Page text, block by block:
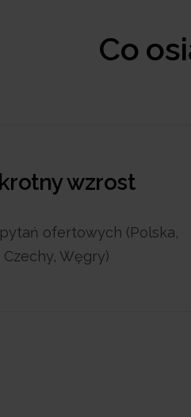
Co
wzrost
ofertowych (Polska,
Czechy, Węgry)